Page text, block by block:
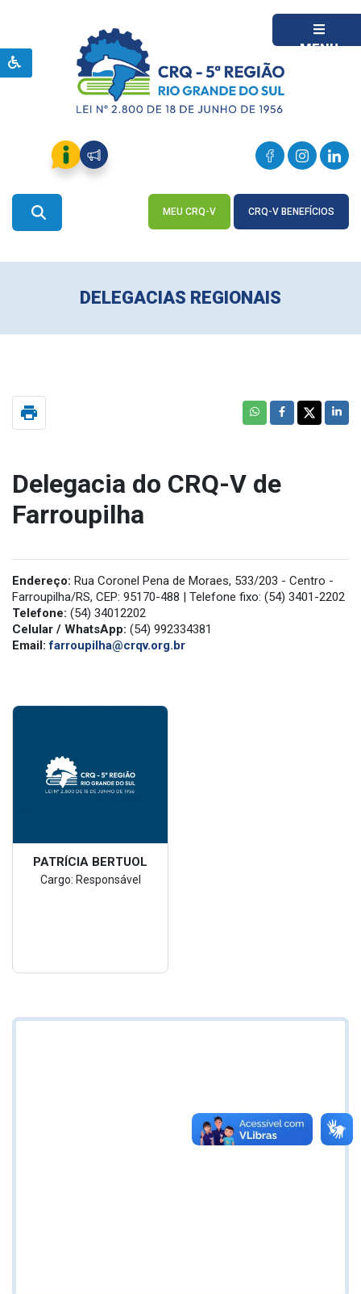
MENU
MEU CRQ-V CRQ-V BENEFÍCIOS
DELEGACIAS REGIONAIS
print
Delegacia do CRQ-V de
Farroupilha
Endereço: Rua Coronel Pena de Moraes, 533/203 - Centro -
Farroupilha/RS, CEP: 95170-488 | Telefone fixo: (54) 3401-2202
Telefone: (54) 34012202
Celular / WhatsApp: (54) 992334381
Email: farroupilha@crqv.org.br
PATRÍCIA BERTUOL
Cargo: Responsável